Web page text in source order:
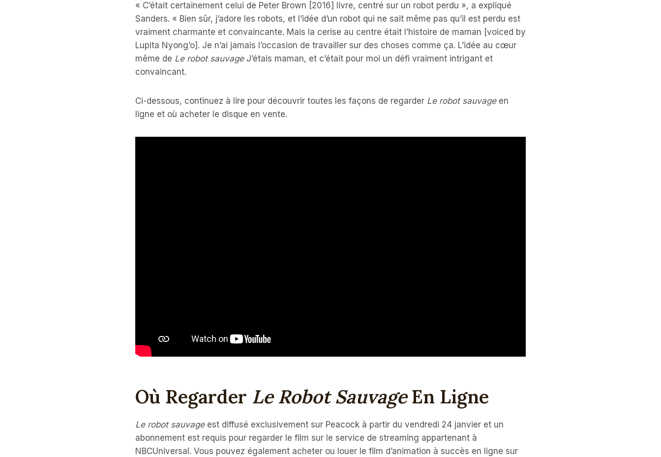
« C’était certainement celui de Peter Brown [2016] livre, centré sur un robot perdu », a expliqué
Sanders. « Bien sûr, j’adore les robots, et l’idée d’un robot qui ne sait même pas qu’il est perdu est
vraiment charmante et convaincante. Mais la cerise au centre était l’histoire de maman [voiced by
Lupita Nyong’o]. Je n’ai jamais l’occasion de travailler sur des choses comme ça. L’idée au cœur
même de Le robot sauvage J’étais maman, et c’était pour moi un défi vraiment intrigant et
convaincant.
Ci-dessous, continuez à lire pour découvrir toutes les façons de regarder Le robot sauvageen
ligne et où acheter le disque en vente.
Où Regarder Le Robot SauvageEn Ligne
Le robot sauvageest diffusé exclusivement sur Peacock à partir du vendredi 24 janvier et un
abonnement est requis pour regarder le film sur le service de streaming appartenant à
NBCUniversal. Vous pouvez également acheter ou louer le film d’animation à succès en ligne sur